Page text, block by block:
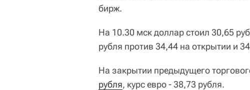
бирж.
На 10.30 мск доллар стоил 30,65
рубля против 34,44 на открытии и
На закрытии предыдущего
рубля, курс евро - 38,73 рубля.